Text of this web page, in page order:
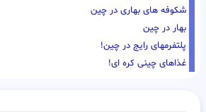
شکوفه های بهاری در چین
بهار در چین
پلتفرمهای رایج در چین!
غذاهای چینی کره ای!